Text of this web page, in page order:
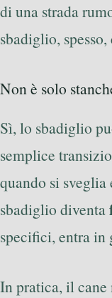
di una strada
sbadiglio,
Non è solo
Sì, lo sbadiglio
semplice
quando si
sbadiglio diventa
specifici, entra
In pratica, il cane